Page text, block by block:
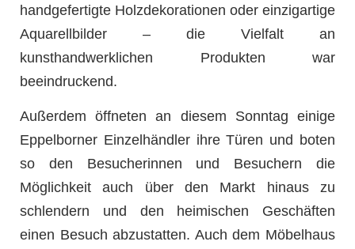
handgefertigte Holzdekorationen oder einzigartige
Aquarellbilder – die Vielfalt an
kunsthandwerklichen Produkten war
beeindruckend.
Außerdem öffneten an diesem Sonntag einige
Eppelborner Einzelhändler ihre Türen und boten
so den Besucherinnen und Besuchern die
Möglichkeit auch über den Markt hinaus zu
schlendern und den heimischen Geschäften
einen Besuch abzustatten. Auch dem Möbelhaus